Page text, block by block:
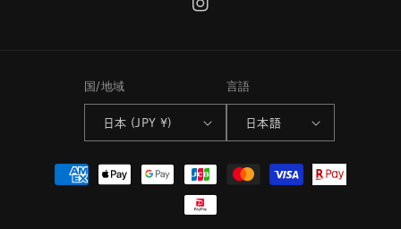
Instagram
国/地域
日本 (JPY ¥)
言語
日本語